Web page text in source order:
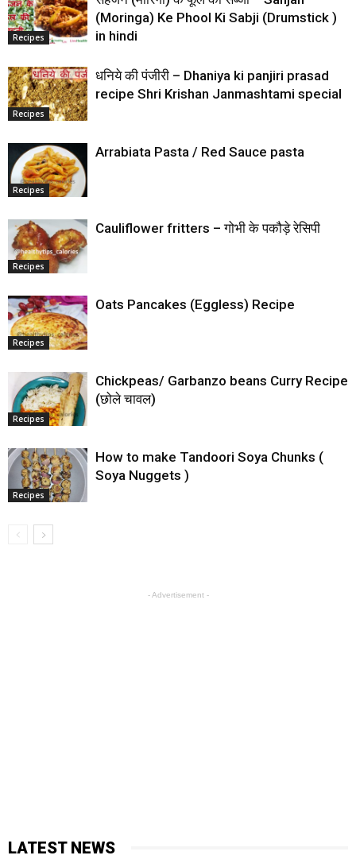
Recipes
(Moringa) Ke Phool Ki Sabji (Drumstick )
in hindi
Recipes
धनिये की पंजीरी – Dhaniya ki panjiri prasad
recipe Shri Krishan Janmashtami special
Recipes
Arrabiata Pasta / Red Sauce pasta
Recipes
Cauliflower fritters – गोभी के पकौड़े रेसिपी
Recipes
Oats Pancakes (Eggless) Recipe
Recipes
Chickpeas/ Garbanzo beans Curry Recipe
(छोले चावल)
Recipes
How to make Tandoori Soya Chunks (
Soya Nuggets )
- Advertisement -
LATEST NEWS